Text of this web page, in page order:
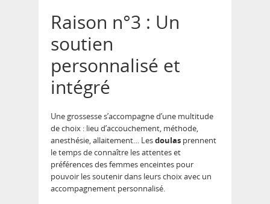
Raison n°3 : Un
soutien
personnalisé et
intégré
Une grossesse s’accompagne d’une multitude
de choix : lieu d’accouchement, méthode,
anesthésie, allaitement… Lesdoulas prennent
le temps de connaître les attentes et
préférences des femmes enceintes pour
pouvoir les soutenir dans leurs choix avec un
accompagnement personnalisé.